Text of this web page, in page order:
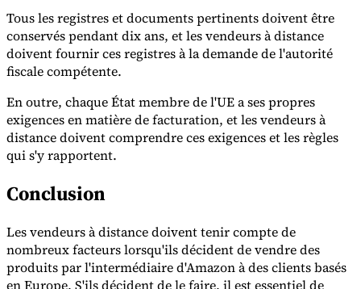
Tous les registres et documents pertinents doivent être
conservés pendant dix ans, et les vendeurs à distance
doivent fournir ces registres à la demande de l'autorité
fiscale compétente.
En outre, chaque État membre de l'UE a ses propres
exigences en matière de facturation, et les vendeurs à
distance doivent comprendre ces exigences et les règles
qui s'y rapportent.
Conclusion
Les vendeurs à distance doivent tenir compte de
nombreux facteurs lorsqu'ils décident de vendre des
produits par l'intermédiaire d'Amazon à des clients basés
en Europe. S'ils décident de le faire, il est essentiel de